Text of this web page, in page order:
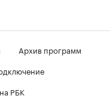
Архив программ
РБК